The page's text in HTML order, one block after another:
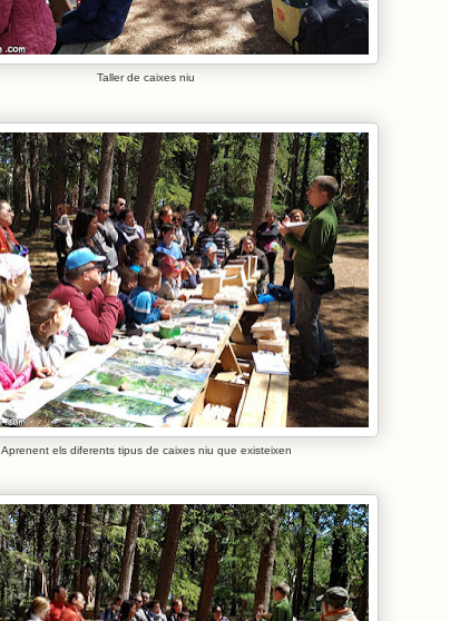
Taller de caixes niu
Aprenent els diferents tipus de caixes niu que existeixen